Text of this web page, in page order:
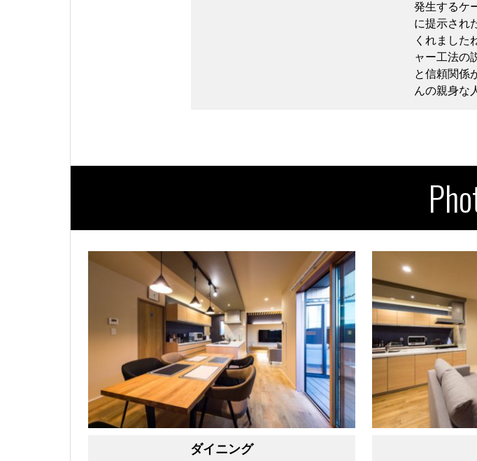
発生するケ
に提示され
くれました
ャー工法の
と信頼関係
んの親身な
ダイニング